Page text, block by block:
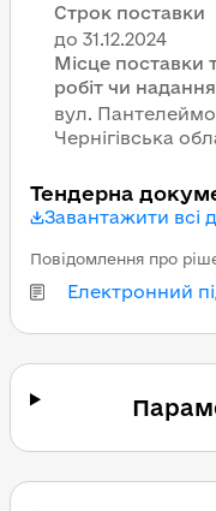
Строк поставки
Місце поставки
робіт чи
вул.
Чернігівська
Тендерна
Завантажити всі
Електронний
Повідомлення про